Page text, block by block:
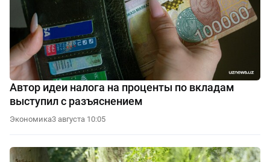
Автор идеи налога на проценты по вкладам
выступил с разъяснением
Экономика3 августа 10:05